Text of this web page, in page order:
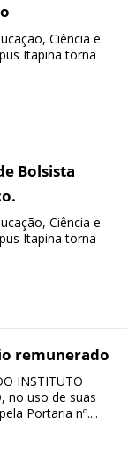
Ciência e
Itapina torna
Bolsista
Ciência e
Itapina torna
remunerado
INSTITUTO
no uso de suas
Portaria nº....